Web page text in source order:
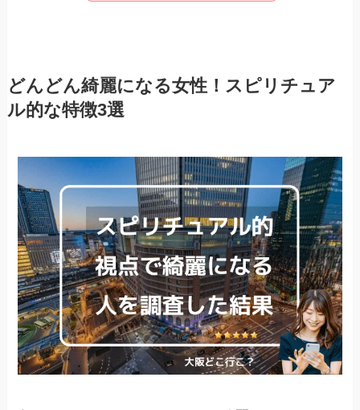
どんどん綺麗になる女性！スピリチュア
ル的な特徴3選